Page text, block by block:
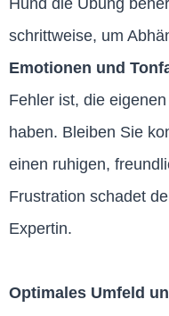
Hund die Übung
schrittweise, um
Emotionen und
Fehler ist, die
haben. Bleiben Sie
einen ruhigen,
Frustration schadet
Expertin.
Optimales Umfeld